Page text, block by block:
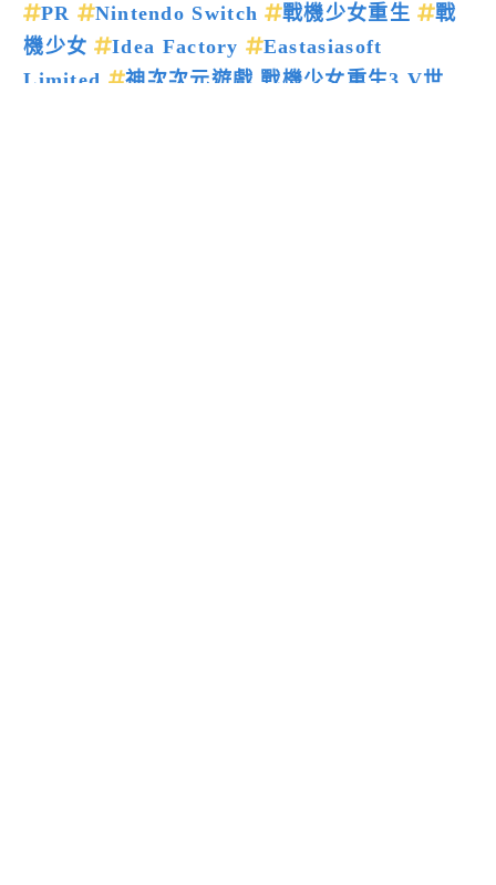
PR Nintendo Switch 戰機少女重生
戰
機少女
Idea Factory
Eastasiasoft
Limited
神次次元遊戲 戰機少女重生3 V世